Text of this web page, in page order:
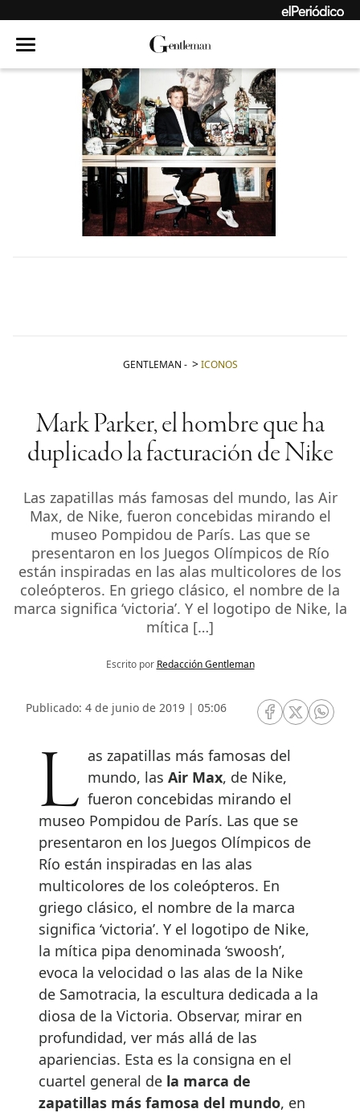
GENTLEMAN - ICONOS
Mark Parker, el hombre que ha
duplicado la facturación de Nike
Las zapatillas más famosas del mundo, las Air
Max, de Nike, fueron concebidas mirando el
museo Pompidou de París. Las que se
presentaron en los Juegos Olímpicos de Río
están inspiradas en las alas multicolores de los
coleópteros. En griego clásico, el nombre de la
marca significa ‘victoria’. Y el logotipo de Nike, la
mítica […]
Escrito por Redacción Gentleman
Publicado: 4 de junio de 2019 | 05:06
RRSS Facebook
RRSSRRSS
Las zapatillas más famosas del mundo, lasAir Max, de Nike,
fueron concebidas mirando el
museo Pompidou de París. Las que se
presentaron en los Juegos Olímpicos de
Río están inspiradas en las alas
multicolores de los coleópteros. En
griego clásico, el nombre de la marca
significa ‘victoria’. Y el logotipo de Nike,
la mítica pipa denominada ‘swoosh’,
evoca la velocidad o las alas de la Nike
de Samotracia, la escultura dedicada a la
diosa de la Victoria. Observar, mirar en
profundidad, ver más allá de las
apariencias. Esta es la consigna en el
cuartel general de la marca de
zapatillas más famosa del mundo, en